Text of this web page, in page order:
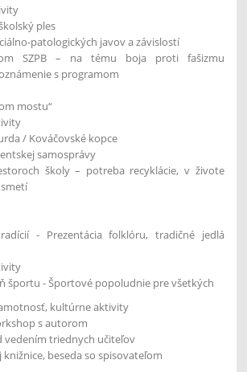
ples
patologických javov a závislostí
SZPB – na tému boja proti fašizmu
s programom
mostu“
/ Kováčovské kopce
samosprávy
školy – potreba recyklácie, v živote
- Prezentácia folklóru, tradičné jedlá
športu - Športové popoludnie pre všetkých
kultúrne aktivity
s autorom
vedením triednych učiteľov
beseda so spisovateľom